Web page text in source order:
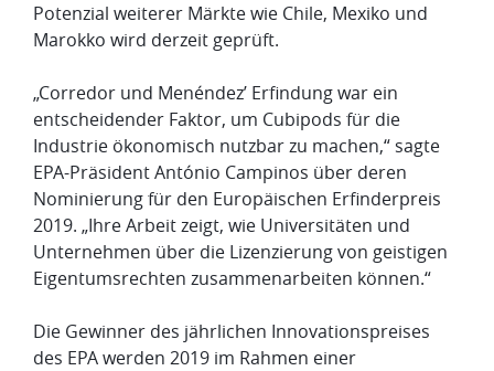
Potenzial weiterer Märkte wie Chile, Mexiko und
Marokko wird derzeit geprüft.
„Corredor und Menéndez’ Erfindung war ein
entscheidender Faktor, um Cubipods für die
Industrie ökonomisch nutzbar zu machen,“ sagte
EPA-Präsident António Campinos über deren
Nominierung für den Europäischen Erfinderpreis
2019. „Ihre Arbeit zeigt, wie Universitäten und
Unternehmen über die Lizenzierung von geistigen
Eigentumsrechten zusammenarbeiten können.“
Die Gewinner des jährlichen Innovationspreises
des EPA werden 2019 im Rahmen einer